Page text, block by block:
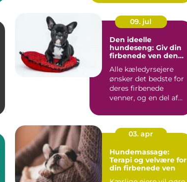
gnavere...
09. jul
Den ideelle
hundeseng: Giv din
firbenede ven den
Alle kæledyrsejere
ønsker det bedste for
deres firbenede
venner, og en del af
03. apr
Hundemassage:
Terapi og velvære for
din firbenede ven